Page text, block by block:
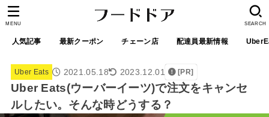
人気記事 最新クーポン チェーン店 配達員最新情報
SEARCH
MENU
Uber Eats 2021.05.18 2023.12.01 [PR]
Uber Eats(ウーバーイーツ)で注文をキャンセ
ルしたい。そんな時どうする？